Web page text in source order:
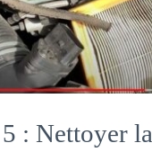
: Nettoyer